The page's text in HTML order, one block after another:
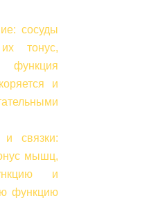
сосуды
тонус,
функция
и
мышц,
и
функцию